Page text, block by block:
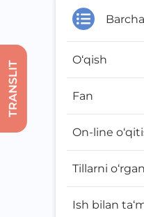
O‘qish
Fan
On-line
Tillarni
Ish bilan
TRANSLIT